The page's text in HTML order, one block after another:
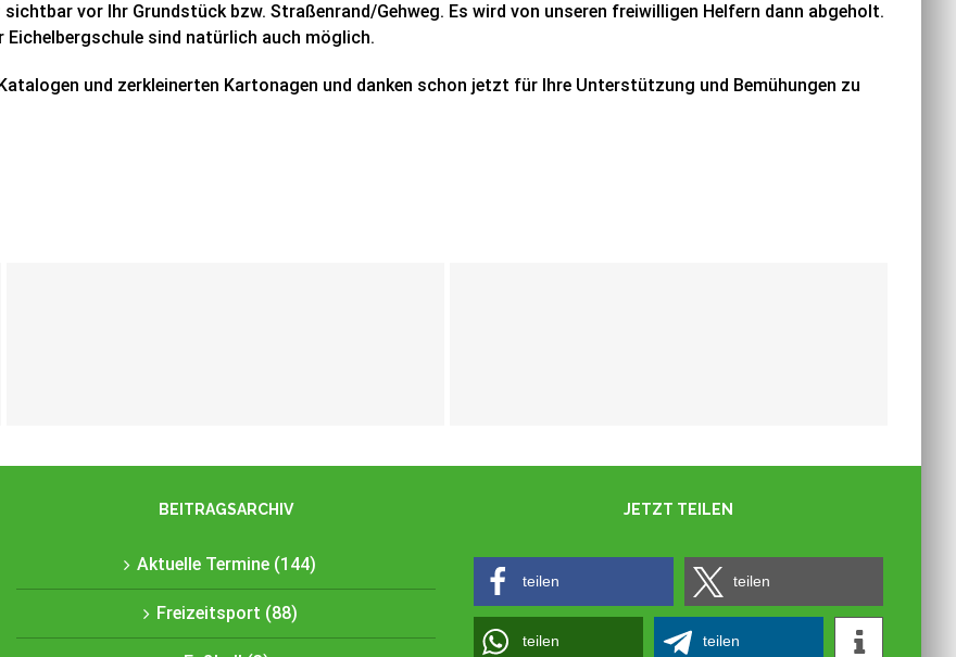
sichtbar vor Ihr Grundstück bzw. Straßenrand/Gehweg. Es wird von unseren freiwilligen Helfern dann abgeholt.
sind natürlich auch möglich.
und zerkleinerten Kartonagen und danken schon jetzt für Ihre Unterstützung und Bemühungen zu
BEITRAGSARCHIV
Aktuelle Termine (144)
Freizeitsport (88)
JETZT TEILEN
teilen teilen
teilen teilen